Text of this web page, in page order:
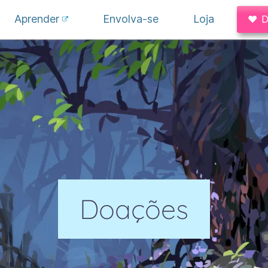
Aprender Envolva-se Loja ♥
Doações